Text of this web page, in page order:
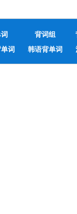
背词组
词 韩语背单词